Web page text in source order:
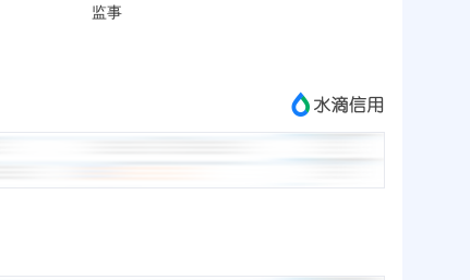
监事